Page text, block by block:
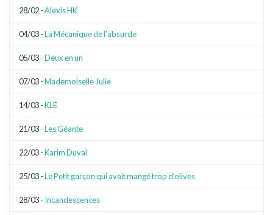
28/02 -Alexis HK
04/03 -La Mécanique de l’absurde
05/03 -Deux en un
07/03 -Mademoiselle Julie
14/03 -KLÉ
21/03 -Les Géante
22/03 -Karim Duval
25/03 -Le Petit garçon qui avait mangé trop d’olives
28/03 - Incandescences